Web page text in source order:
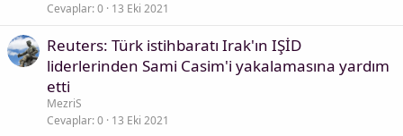
Cevaplar 0 13 Eki 2021
Reuters: Türk istihbaratı Irak'ın IŞİD
liderlerinden Sami Casim'i yakalamasına yardım
etti
MezriS
Cevaplar 0 13 Eki 2021